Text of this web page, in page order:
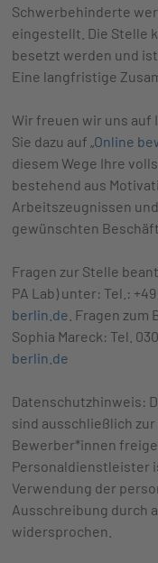
Schwerbehinderte
eingestellt. Die Stelle
besetzt werden und
Eine langfristige
Wir freuen wir uns auf
Sie dazu auf „Online
diesem Wege Ihre
bestehend aus
Arbeitszeugnissen
gewünschten
Fragen zur Stelle
PA Lab) unter: Tel.:
berlin.de . Fragen
Sophia Mareck: Tel.
berlin.de
Datenschutzhinweis:
sind ausschließlich
Bewerber*innen
Personaldienstleister
Verwendung der
Ausschreibung durch
widersprochen.